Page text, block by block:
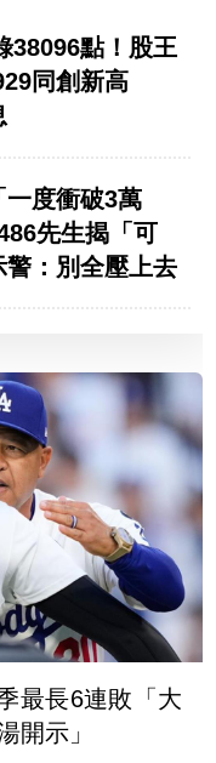
38096點！股王
同創新高
一度衝破3萬
先生揭「可
警：別全壓上去
最長6連敗「大
開示」